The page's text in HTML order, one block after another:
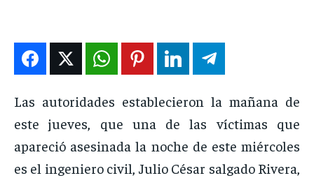
EN VIVO
NOSOTROS
INSTITUCIONAL
PUATE CON NOSOTROS
EN VIVO
NOSOTROS
INSTITUCIONAL
PUATE CON NOSOTROS
EN VIVO
NOSOTROS
INSTITUCIONAL
PUATE CON NOSOTROS
EN VIVO
NOSOTROS
INSTITUCIONAL
PUATE CON NOSOTROS
Las autoridades establecieron la mañana de
este jueves, que una de las víctimas que
apareció asesinada la noche de este miércoles
es el ingeniero civil, Julio César salgado Rivera,